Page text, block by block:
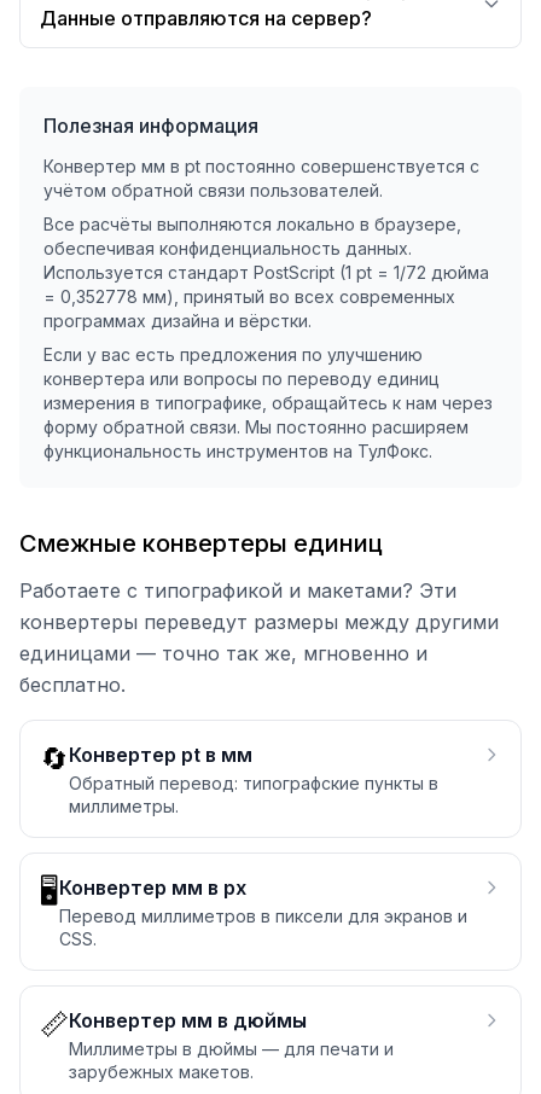
Данные отправляются на сервер?
Полезная информация
Конвертер мм в pt постоянно совершенствуется с
учётом обратной связи пользователей.
Все расчёты выполняются локально в браузере,
обеспечивая конфиденциальность данных.
Используется стандарт PostScript (1 pt = 1/72 дюйма
= 0,352778 мм), принятый во всех современных
программах дизайна и вёрстки.
Если у вас есть предложения по улучшению
конвертера или вопросы по переводу единиц
измерения в типографике, обращайтесь к нам через
форму обратной связи. Мы постоянно расширяем
функциональность инструментов на ТулФокс.
Смежные конвертеры единиц
Работаете с типографикой и макетами? Эти
конвертеры переведут размеры между другими
единицами — точно так же, мгновенно и
бесплатно.
🔄 Конвертер pt в мм
Обратный перевод: типографские пункты в
миллиметры.
🖥️ Конвертер мм в px
Перевод миллиметров в пиксели для экранов и
CSS.
📏Конвертер мм в дюймы
Миллиметры в дюймы — для печати и
зарубежных макетов.